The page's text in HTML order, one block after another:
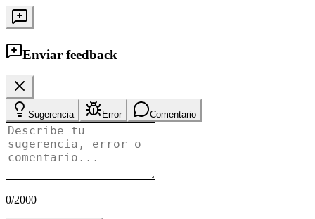
Enviar feedback
Sugerencia Error Comentario
0/2000